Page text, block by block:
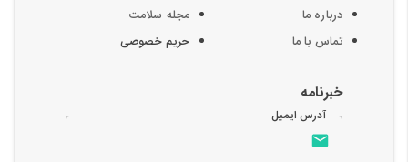
درباره ما
تماس با ما
مجله سلامت
حریم خصوصی
خبرنامه
آدرس ایمیل